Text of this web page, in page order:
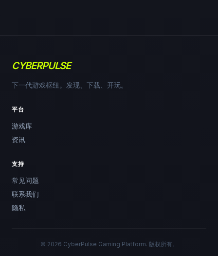
CYBERPULSE
下一代游戏枢纽。发现、下载、开玩。
平台
游戏库
资讯
支持
常见问题
联系我们
隐私
© 2026 CyberPulse Gaming Platform. 版权所有。